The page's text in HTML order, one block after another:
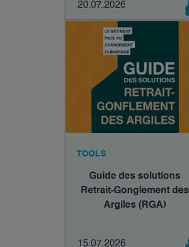
20.07.2026
TOOLS
Guide des solutions
Retrait-Gonglement des
Argiles (RGA)
15.07.2026